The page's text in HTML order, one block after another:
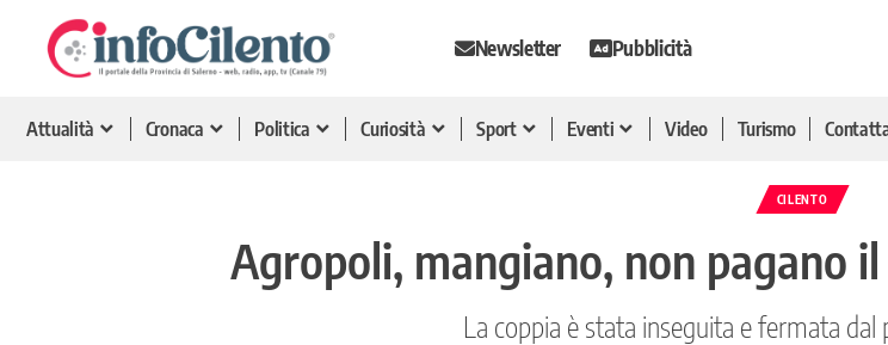
Newsletter Pubblicità
Attualità Cronaca Politica Curiosità Sport Eventi Video Turismo
CILENTO
Agropoli, mangiano, non pagano
La coppia è stata inseguita e fermata